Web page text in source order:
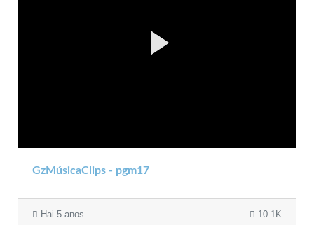
GzMúsicaClips - pgm17
Hai 5 anos 10.1K